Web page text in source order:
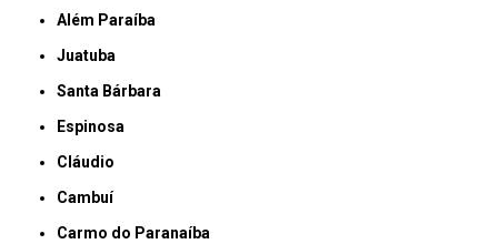
Além Paraíba
Juatuba
Santa Bárbara
Espinosa
Cláudio
Cambuí
Carmo do Paranaíba